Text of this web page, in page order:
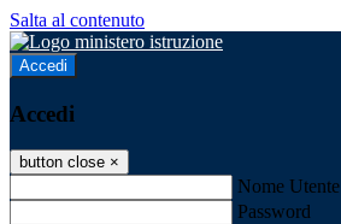
Salta al contenuto
Accedi
Accedi
button close ×
Nome Utente
Password